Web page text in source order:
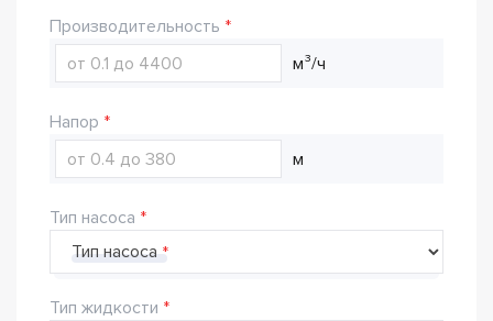
Производительность
м³/ч
Напор
м
Тип насоса
Тип насоса
Тип жидкости